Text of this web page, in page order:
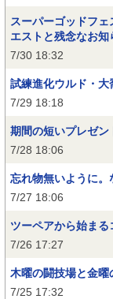
スーパーゴッドフ
エストと残念なお知
7/30 18:32
試練進化ウルド・大
7/29 18:18
期間の短いプレゼン
7/28 18:06
忘れ物無いように。
7/27 18:06
ツーペアから始まる
7/26 17:27
木曜の闘技場と金曜
7/25 17:32